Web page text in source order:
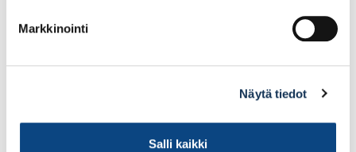
Markkinointi
Näytä tiedot
Salli kaikki